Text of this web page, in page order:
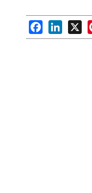
FacebookLinkedIn
X